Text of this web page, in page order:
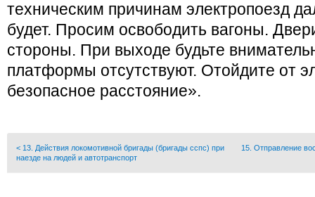
техническим причинам электропоезд
будет. Просим освободить вагоны.
стороны. При выходе будьте
платформы отсутствуют. Отойдите от
безопасное расстояние».
< 13. Действия локомотивной бригады (бригады сспс) при
наезде на людей и автотранспорт
15. Отправление